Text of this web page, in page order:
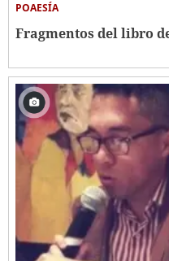
POAESÍA
Fragmentos del libro